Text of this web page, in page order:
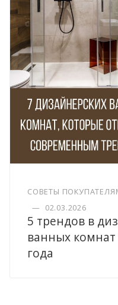
СОВЕТЫ
— 02.03.2026
5 трендов в
ванных комнат
года